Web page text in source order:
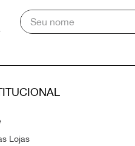
Lojas